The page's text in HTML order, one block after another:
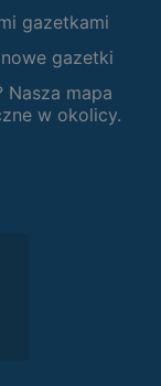
gazetkami
gazetki
Nasza mapa
w okolicy.